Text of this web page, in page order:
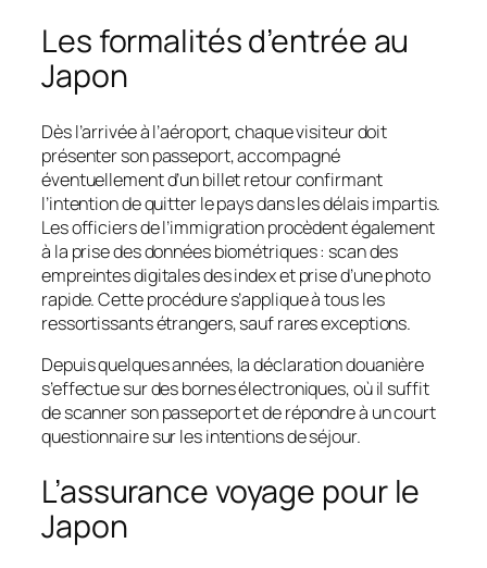
Les formalités d’entrée au
Japon
Dès l’arrivée à l’aéroport, chaque visiteur doit
présenter son passeport, accompagné
éventuellement d’un billet retour confirmant
l’intention de quitter le pays dans les délais impartis.
Les officiers de l’immigration procèdent également
à la prise des données biométriques: scan des
empreintes digitales des index et prise d’une photo
rapide. Cette procédure s’applique à tous les
ressortissants étrangers, sauf rares exceptions.
Depuis quelques années, la déclaration douanière
s’effectue sur des bornes électroniques, où il suffit
de scanner son passeport et de répondre à un court
questionnaire sur les intentions de séjour.
L’assurance voyage pour le
Japon